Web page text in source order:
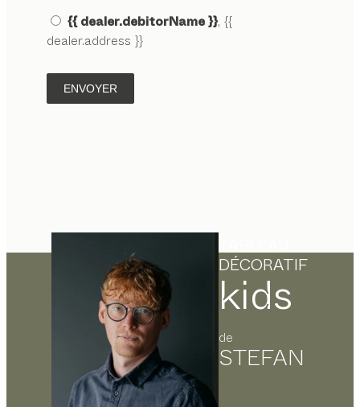
{{ dealer.debitorName }}, {{
dealer.address }}
ENVOYER
DÉCORATIF
kids
de
STEFAN